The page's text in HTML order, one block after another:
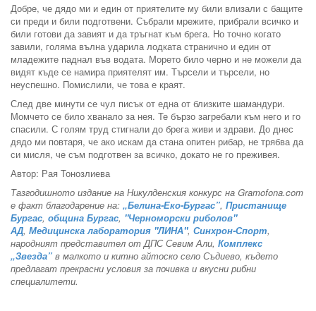
Добре, че дядо ми и един от приятелите му били влизали с бащите
си преди и били подготвени. Събрали мрежите, прибрали всичко и
били готови да завият и да тръгнат към брега. Но точно когато
завили, голяма вълна ударила лодката странично и един от
младежите паднал във водата. Морето било черно и не можели да
видят къде се намира приятелят им. Търсели и търсели, но
неуспешно. Помислили, че това е краят.
След две минути се чул писък от една от близките шамандури.
Момчето се било хванало за нея. Те бързо загребали към него и го
спасили. С голям труд стигнали до брега живи и здрави. До днес
дядо ми повтаря, че ако искам да стана опитен рибар, не трябва да
си мисля, че съм подготвен за всичко, докато не го преживея.
Автор: Рая Тонозлиева
Тазгодишното издание на Никулденския конкурс на Gramofona.com
е факт благодарение на: „Белина-Еко-Бургас”, Пристанище
Бургас, община Бургас, "Черноморски риболов"
АД, Медицинска лаборатория "ЛИНА", Синхрон-Спорт,
народният представител от ДПС Севим Али, Комплекс
„Звезда” в малкото и китно айтоско село Съдиево, където
предлагат прекрасни условия за почивка и вкусни рибни
специалитети.